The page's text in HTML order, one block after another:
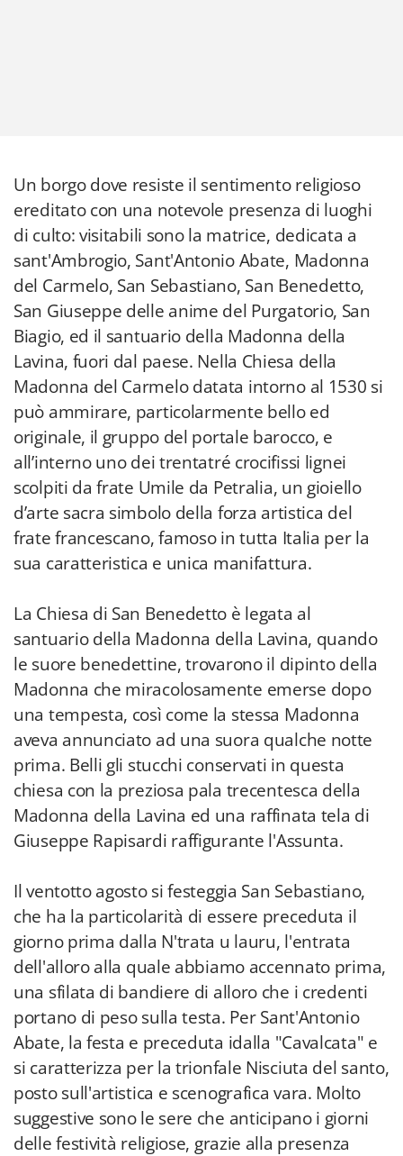
Un borgo dove resiste il sentimento religioso
ereditato con una notevole presenza di luoghi
di culto: visitabili sono la matrice, dedicata a
sant'Ambrogio, Sant'Antonio Abate, Madonna
del Carmelo, San Sebastiano, San Benedetto,
San Giuseppe delle anime del Purgatorio, San
Biagio, ed il santuario della Madonna della
Lavina, fuori dal paese. Nella Chiesa della
Madonna del Carmelo datata intorno al 1530 si
può ammirare, particolarmente bello ed
originale, il gruppo del portale barocco, e
all’interno uno dei trentatré crocifissi lignei
scolpiti da frate Umile da Petralia, un gioiello
d’arte sacra simbolo della forza artistica del
frate francescano, famoso in tutta Italia per la
sua caratteristica e unica manifattura.
La Chiesa di San Benedetto è legata al
santuario della Madonna della Lavina, quando
le suore benedettine, trovarono il dipinto della
Madonna che miracolosamente emerse dopo
una tempesta, così come la stessa Madonna
aveva annunciato ad una suora qualche notte
prima. Belli gli stucchi conservati in questa
chiesa con la preziosa pala trecentesca della
Madonna della Lavina ed una raffinata tela di
Giuseppe Rapisardi raffigurante l'Assunta.
Il ventotto agosto si festeggia San Sebastiano,
che ha la particolarità di essere preceduta il
giorno prima dalla N'trata u lauru, l'entrata
dell'alloro alla quale abbiamo accennato prima,
una sfilata di bandiere di alloro che i credenti
portano di peso sulla testa. Per Sant'Antonio
Abate, la festa e preceduta idalla "Cavalcata" e
si caratterizza per la trionfale Nisciuta del santo,
posto sull'artistica e scenografica vara. Molto
suggestive sono le sere che anticipano i giorni
delle festività religiose, grazie alla presenza